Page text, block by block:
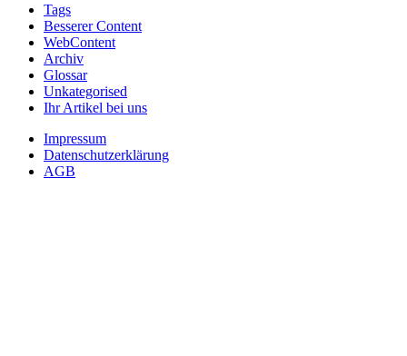
Tags
Besserer Content
WebContent
Archiv
Glossar
Unkategorised
Ihr Artikel bei uns
Impressum
Datenschutzerklärung
AGB